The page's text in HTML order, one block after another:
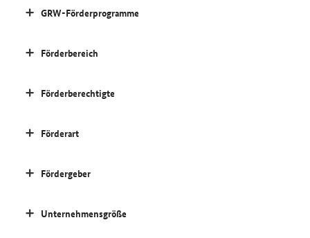
GRW-Förderprogramme
Förderbereich
Förderberechtigte
Förderart
Fördergeber
Unternehmensgröße